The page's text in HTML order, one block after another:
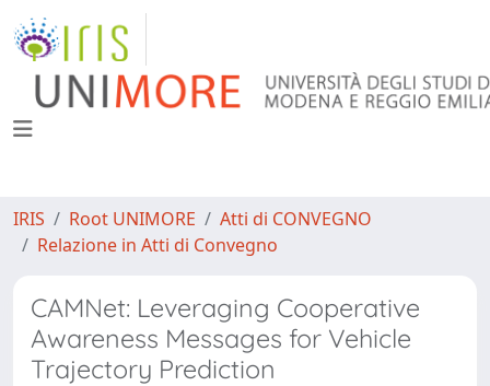
IRIS Root UNIMORE
Atti di CONVEGNO
Relazione in Atti di Convegno
CAMNet: Leveraging Cooperative
Awareness Messages for Vehicle
Trajectory Prediction